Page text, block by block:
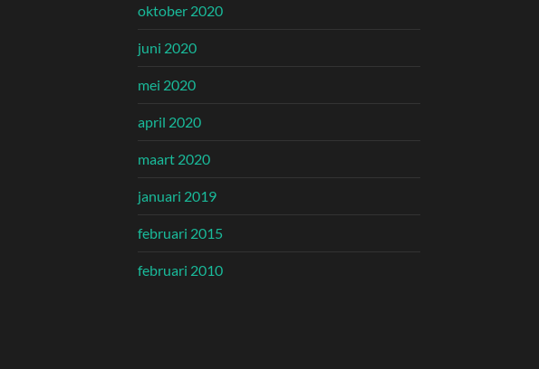
oktober 2020
juni 2020
mei 2020
april 2020
maart 2020
januari 2019
februari 2015
februari 2010